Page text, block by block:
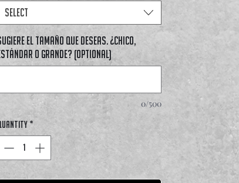
Select
el tamaño que deseas. ¿Chico,
o grande? (optional)
0/500
*